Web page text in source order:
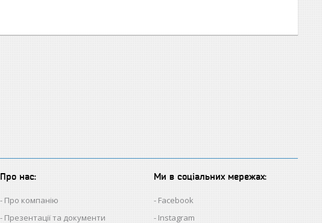
Про нас:
Про компанію
Презентації та документи
Ми в соціальних мережах:
Facebook
Instagram